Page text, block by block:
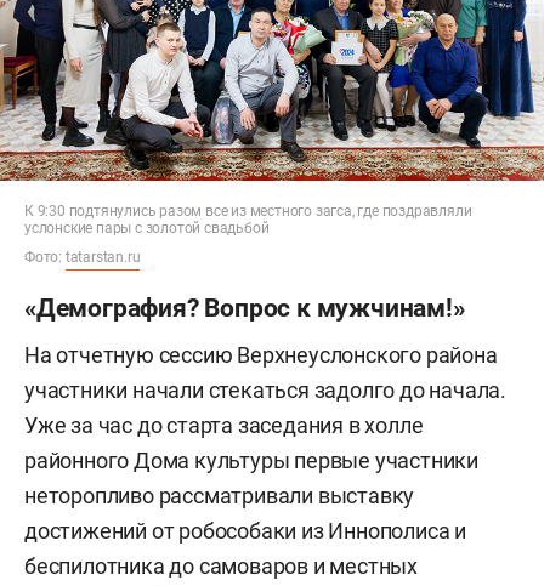
К 9:30 подтянулись разом все из местного загса, где поздравляли
услонские пары с золотой свадьбой
Фото: tatarstan.ru
«Демография? Вопрос к мужчинам!»
На отчетную сессию Верхнеуслонского района
участники начали стекаться задолго до начала.
Уже за час до старта заседания в холле
районного Дома культуры первые участники
неторопливо рассматривали выставку
достижений от робособаки из Иннополиса и
беспилотника до самоваров и местных